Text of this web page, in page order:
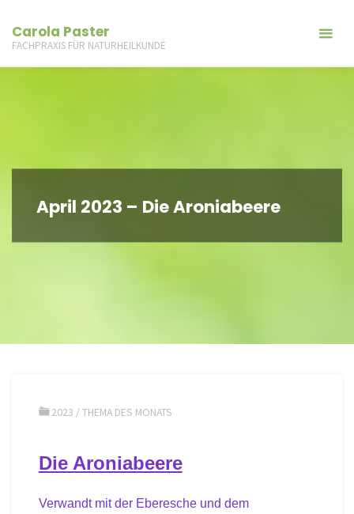
Carola Paster
FACHPRAXIS FÜR NATURHEILKUNDE
April 2023 – Die Aroniabeere
2023 /THEMA DES MONATS
Die Aroniabeere
Verwandt mit der Eberesche und dem